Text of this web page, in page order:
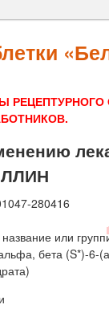
280416
или
бета (S*)-6-